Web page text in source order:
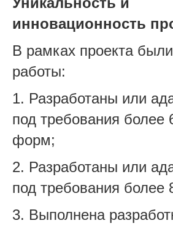
инновационность
В рамках проекта
работы:
1. Разработаны или
под требования более
форм;
2. Разработаны или
под требования более
3. Выполнена